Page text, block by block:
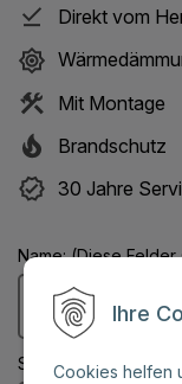
Ihre
Cookies helfen
Direkt vom
Mit Montage
Brandschutz
30 Jahre
Name: (Diese
Stadt: (Diese Felder